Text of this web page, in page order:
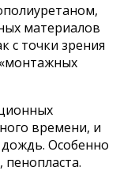
материалов
с точки зрения
времени, и
Особенно